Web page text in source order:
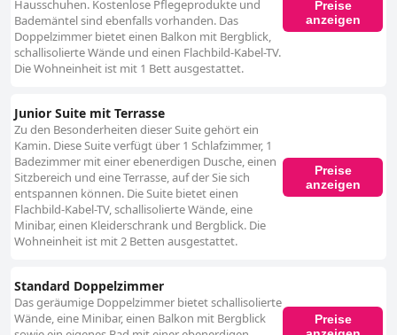
Hausschuhen. Kostenlose Pflegeprodukte und
Bademäntel sind ebenfalls vorhanden. Das
Doppelzimmer bietet einen Balkon mit Bergblick,
schallisolierte Wände und einen Flachbild-Kabel-TV.
Die Wohneinheit ist mit 1 Bett ausgestattet.
Preise
anzeigen
Junior Suite mit Terrasse
Zu den Besonderheiten dieser Suite gehört ein
Kamin. Diese Suite verfügt über 1 Schlafzimmer, 1
Badezimmer mit einer ebenerdigen Dusche, einen
Sitzbereich und eine Terrasse, auf der Sie sich
entspannen können. Die Suite bietet einen
Flachbild-Kabel-TV, schallisolierte Wände, eine
Minibar, einen Kleiderschrank und Bergblick. Die
Wohneinheit ist mit 2 Betten ausgestattet.
Preise
anzeigen
Standard Doppelzimmer
Das geräumige Doppelzimmer bietet schallisolierte
Wände, eine Minibar, einen Balkon mit Bergblick
Preise